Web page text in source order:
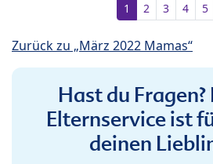
1 2 3 4 5
Zurück zu „März 2022 Mamas“
Hast du Fragen?
Elternservice ist
deinen